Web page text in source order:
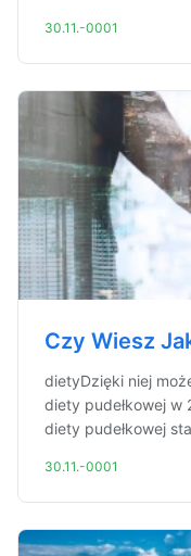
30.11.-0001
Czy Wiesz
dietyDzięki niej
diety pudełkowej w
diety pudełkowej
30.11.-0001